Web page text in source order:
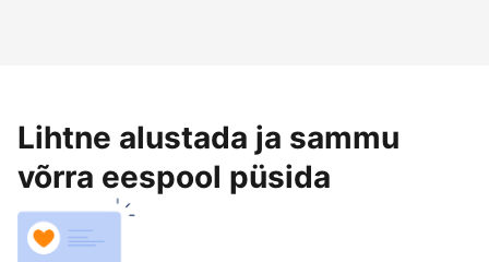
Lihtne alustada ja sammu
võrra eespool püsida